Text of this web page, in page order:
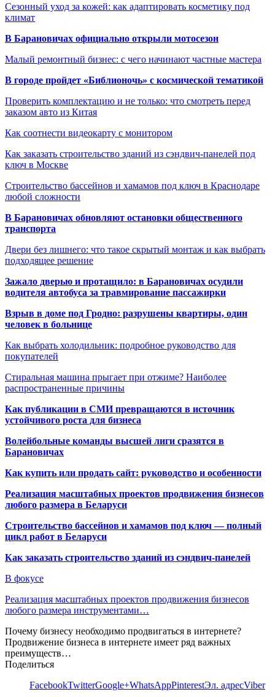
Сезонный уход за кожей: как адаптировать косметику под
климат
В Барановичах официально открыли мотосезон
Малый ремонтный бизнес: с чего начинают частные мастера
В городе пройдет «Библионочь» с космической тематикой
Проверить комплектацию и не только: что смотреть перед
заказом авто из Китая
Как соотнести видеокарту с монитором
Как заказать строительство зданий из сэндвич-панелей под
ключ в Москве
Строительство бассейнов и хамамов под ключ в Краснодаре
любой сложности
В Барановичах обновляют остановки общественного
транспорта
Двери без лишнего: что такое скрытый монтаж и как выбрать
подходящее решение
Зажало дверью и протащило: в Барановичах осудили
водителя автобуса за травмирование пассажирки
Взрыв в доме под Гродно: разрушены квартиры, один
человек в больнице
Как выбрать холодильник: подробное руководство для
покупателей
Стиральная машина прыгает при отжиме? Наиболее
распространенные причины
Как публикации в СМИ превращаются в источник
устойчивого роста для бизнеса
Волейбольные команды высшей лиги сразятся в
Барановичах
Как купить или продать сайт: руководство и особенности
Реализация масштабных проектов продвижения бизнесов
любого размера в Беларуси
Строительство бассейнов и хамамов под ключ — полный
цикл работ в Беларуси
Как заказать строительство зданий из сэндвич-панелей
В фокусе
Реализация масштабных проектов продвижения бизнесов
любого размера инструментами…
Почему бизнесу необходимо продвигаться в интернете?
Продвижение бизнеса в интернете имеет ряд важных
преимуществ…
Поделиться
FacebookTwitterGoogle+WhatsAppPinterestЭл. адресViber